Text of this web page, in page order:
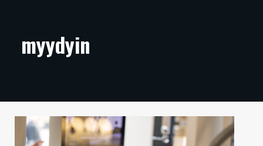
ARTIKKELIT
TECHBBS
TIETOA
myydyin